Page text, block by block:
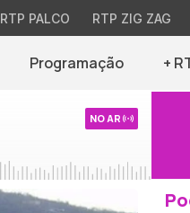
RTP PALCO RTP ZIG ZAG
Programação +
NO AR